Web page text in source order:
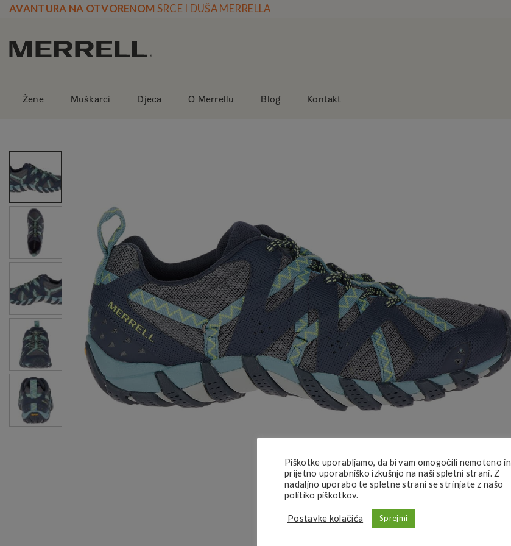
Skoči
AVANTURA NA OTVORENOM SRCE I DUŠA MERRELLA
Žene Muškarci Djeca O Merrellu Blog Kontakt
Piškotke uporabljamo, da bi vam omogočili nemoteno in
prijetno uporabniško izkušnjo na naši spletni strani. Z
nadaljno uporabo te spletne strani se strinjate z našo
politiko piškotkov.
Postavke kolačića Sprejmi